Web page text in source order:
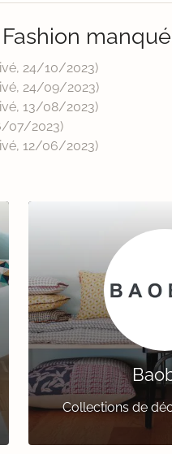
24/10/2023)
24/09/2023)
13/08/2023)
07/2023)
12/06/2023)
Collections de